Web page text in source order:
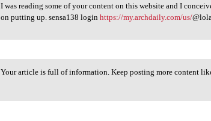
I was reading some of your
I was reading some of your content on this website and I
on putting up. sensa138 loginhttps://my.archdaily.com/us/
Your article is full of information. Keep posting more content